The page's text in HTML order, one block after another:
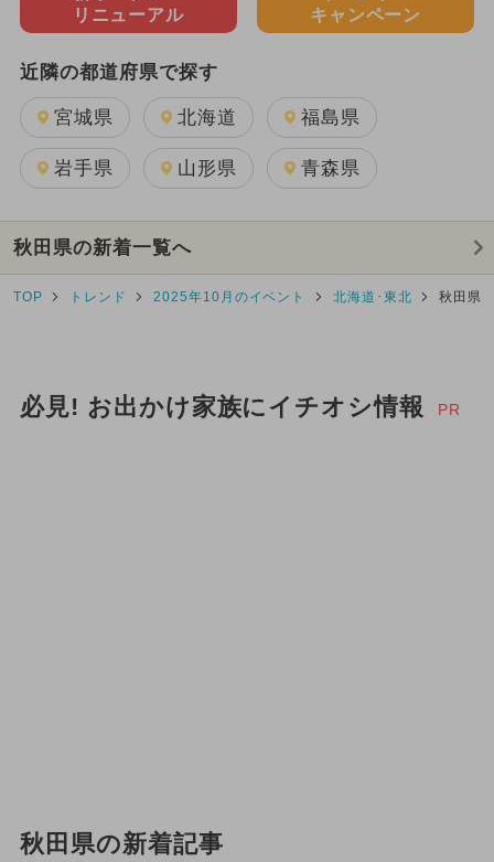
リニューアル
キャンペーン
近隣の都道府県で探す
宮城県 北海道 福島県
岩手県 山形県 青森県
秋田県の新着一覧へ
TOP トレンド 2025年10月のイベント 北海道･東北 秋田県
必見! お出かけ家族にイチオシ情報 PR
秋田県の新着記事